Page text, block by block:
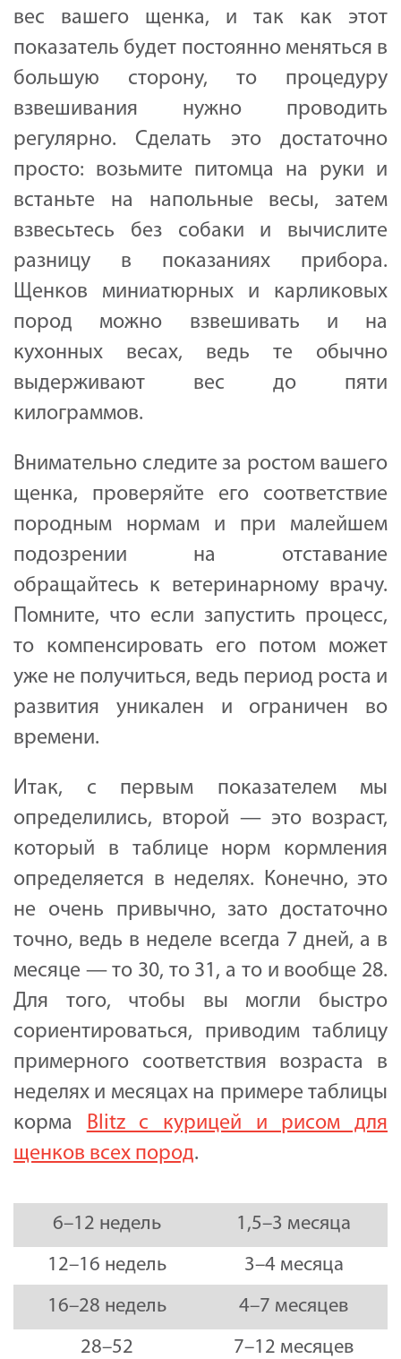
вес вашего щенка, и так как этот
показатель будет постоянно меняться в
большую сторону, то процедуру
взвешивания нужно проводить
регулярно. Сделать это достаточно
просто: возьмите питомца на руки и
встаньте на напольные весы, затем
взвесьтесь без собаки и вычислите
разницу в показаниях прибора.
Щенков миниатюрных и карликовых
пород можно взвешивать и на
кухонных весах, ведь те обычно
выдерживают вес до пяти
килограммов.
Внимательно следите за ростом вашего
щенка, проверяйте его соответствие
породным нормам и при малейшем
подозрении на отставание
обращайтесь к ветеринарному врачу.
Помните, что если запустить процесс,
то компенсировать его потом может
уже не получиться, ведь период роста и
развития уникален и ограничен во
времени.
Итак, с первым показателем мы
определились, второй — это возраст,
который в таблице норм кормления
определяется в неделях. Конечно, это
не очень привычно, зато достаточно
точно, ведь в неделе всегда 7 дней, а в
месяце — то 30, то 31, а то и вообще 28.
Для того, чтобы вы могли быстро
сориентироваться, приводим таблицу
примерного соответствия возраста в
неделях и месяцах на примере таблицы
корма Blitz с курицей и рисом для
щенков всех пород.
6–12 недель
1,5–3 месяца
12–16 недель
3–4 месяца
16–28 недель
4–7 месяцев
28–52
7–12 месяцев